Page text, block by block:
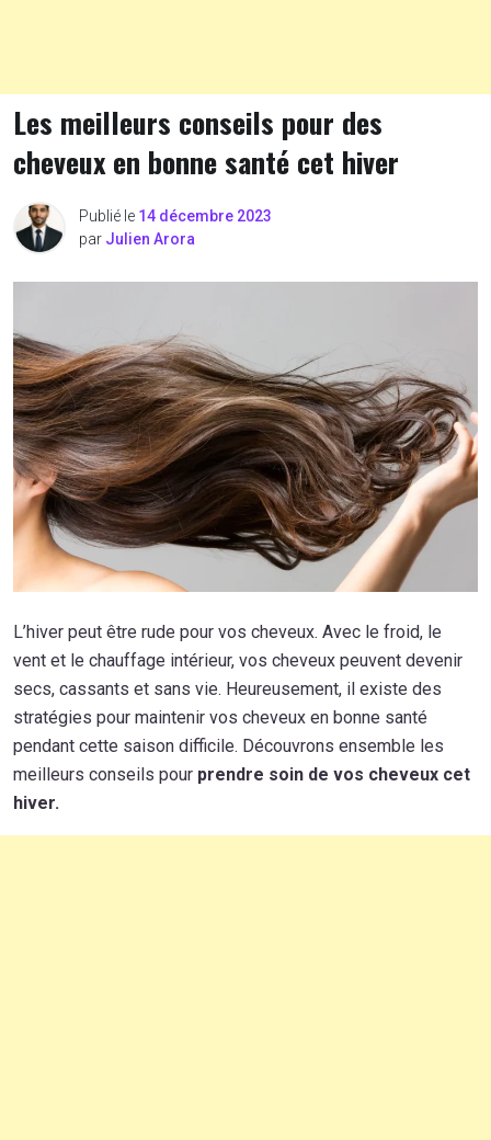
Les meilleurs conseils pour des
cheveux en bonne santé cet hiver
Publié le 14 décembre 2023
par Julien Arora
L’hiver peut être rude pour vos cheveux. Avec le froid, le
vent et le chauffage intérieur, vos cheveux peuvent devenir
secs, cassants et sans vie. Heureusement, il existe des
stratégies pour maintenir vos cheveux en bonne santé
pendant cette saison difficile. Découvrons ensemble les
meilleurs conseils pour prendre soin de vos cheveux cet
hiver.